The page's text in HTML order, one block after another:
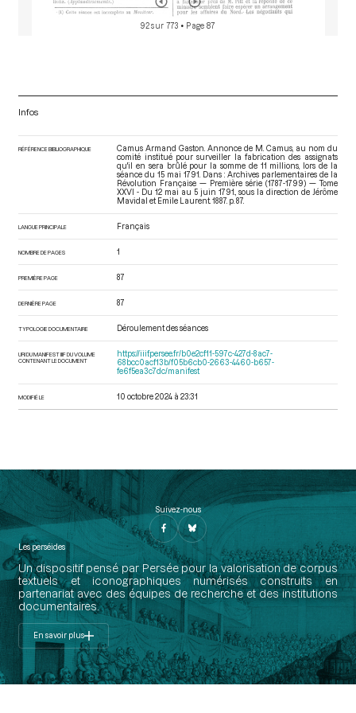
92 sur 773 • Page 87
Infos
RÉFÉRENCE BIBLIOGRAPHIQUE
Camus Armand Gaston. Annonce de M. Camus, au nom du
comité institué pour surveiller la fabrication des assignats
qu'il en sera brûlé pour la somme de 11 millions, lors de la
séance du 15 mai 1791. Dans : Archives parlementaires de la
Révolution Française — Première série (1787-1799) — Tome
XXVI - Du 12 mai au 5 juin 1791.
, sous la direction de Jérôme
Mavidal et Emile Laurent. 1887. p. 87.
LANGUE PRINCIPALE Français
NOMBRE DE PAGES 1
PREMIÈRE PAGE 87
DERNIÈRE PAGE 87
TYPOLOGIE DOCUMENTAIRE Déroulement des séances
URI DU MANIFEST IIIF DU VOLUME
CONTENANT LE DOCUMENT
https://iiif.persee.fr/b0e2cf11-597c-427d-8ac7-
68bcc0acf13b/f05b6cb0-2663-4460-b657-
fe6f5ea3c7dc/manifest
MODIFIÉ LE 10 octobre 2024 à 23:31
Suivez-nous
Les perséides
Un dispositif pensé par Persée pour la valorisation de corpus
textuels et iconographiques numérisés construits en
partenariat avec des équipes de recherche et des institutions
documentaires.
En savoir plus